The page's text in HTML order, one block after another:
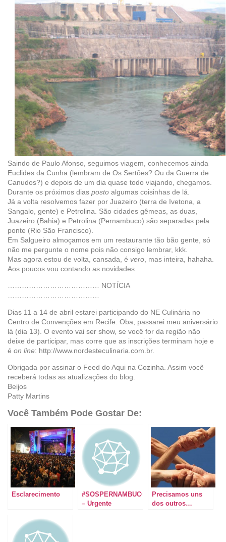
Saindo de Paulo Afonso, seguimos viagem, conhecemos ainda
Euclides da Cunha (lembram de Os Sertões? Ou da Guerra de
Canudos?) e depois de um dia quase todo viajando, chegamos.
Durante os próximos dias posto algumas coisinhas de lá.
Já a volta resolvemos fazer por Juazeiro (terra de Ivetona, a
Sangalo, gente) e Petrolina. São cidades gêmeas, as duas,
Juazeiro (Bahia) e Petrolina (Pernambuco) são separadas pela
ponte (Rio São Francisco).
Em Salgueiro almoçamos em um restaurante tão bão gente, só
não me pergunte o nome pois não consigo lembrar, kkk.
Mas agora estou de volta, cansada, é vero , mas inteira, hahaha.
Aos poucos vou contando as novidades.
………………………………… NOTÍCIA
…………………………………
Dias 11 a 14 de abril estarei participando do NE Culinária no
Centro de Convenções em Recife. Oba, passarei meu aniversário
lá (dia 13). O evento vai ser show, se você for da região não
deixe de participar, mas corre que as inscrições terminam hoje e
é on line: http://www.nordesteculinaria.com.br.
Obrigada por assinar o Feed do Aqui na Cozinha. Assim você
receberá todas as atualizações do blog.
Beijos
Patty Martins
Você Também Pode Gostar De:
Esclarecimento
#SOSPERNAMBUCO
– Urgente
Precisamos uns
dos outros…